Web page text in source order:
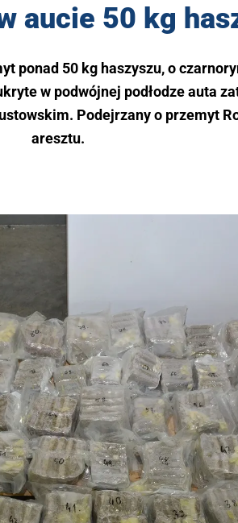
aucie 50 kg
ponad 50 kg haszyszu, o
w podwójnej podłodze auta
Podejrzany o przemyt
aresztu.